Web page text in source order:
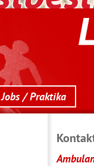
Jobs / Praktika